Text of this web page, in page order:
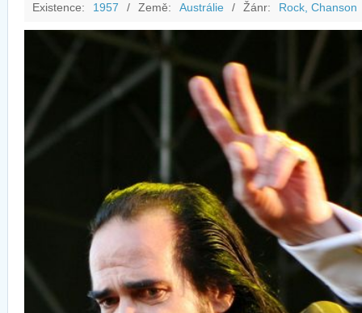
Existence: 1957 / Země: Austrálie / Žánr: Rock, Chanson